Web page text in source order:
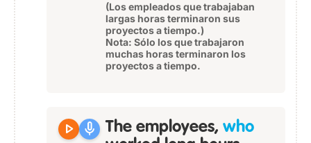
(Los empleados que trabajaban
largas horas terminaron sus
proyectos a tiempo.)
Nota: Sólo los que trabajaron
muchas horas terminaron los
proyectos a tiempo.
play_arrow mic The employees, who